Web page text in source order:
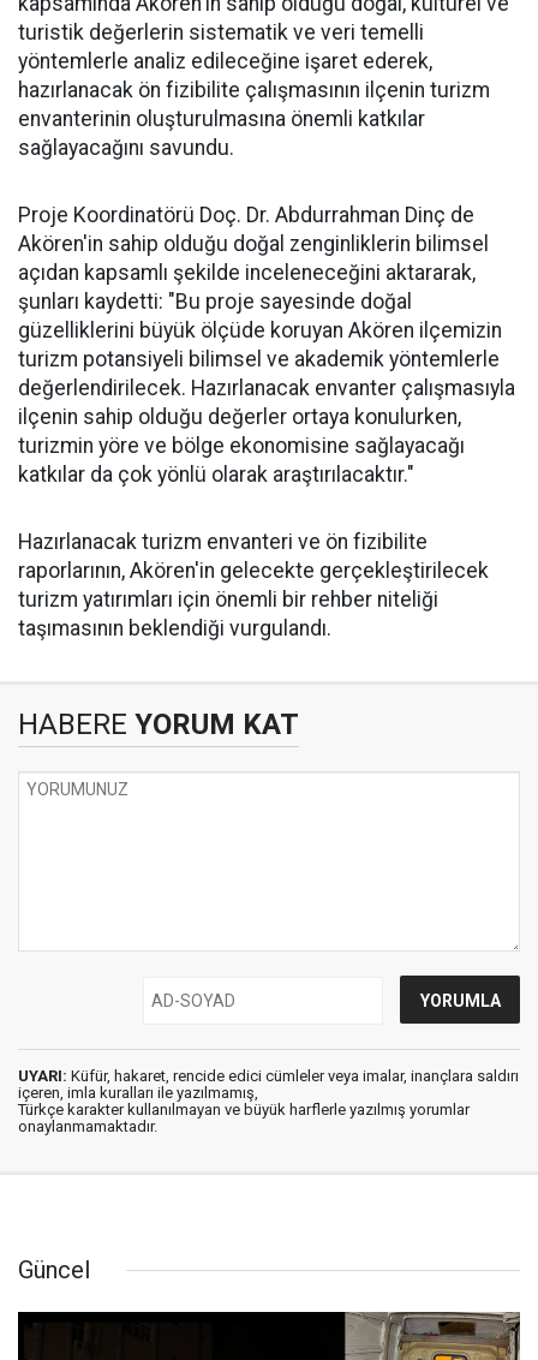
turistik değerlerin sistematik ve veri temelli
yöntemlerle analiz edileceğine işaret ederek,
hazırlanacak ön fizibilite çalışmasının ilçenin turizm
envanterinin oluşturulmasına önemli katkılar
sağlayacağını savundu.
Proje Koordinatörü Doç. Dr. Abdurrahman Dinç de
Akören'in sahip olduğu doğal zenginliklerin bilimsel
açıdan kapsamlı şekilde inceleneceğini aktararak,
şunları kaydetti: "Bu proje sayesinde doğal
güzelliklerini büyük ölçüde koruyan Akören ilçemizin
turizm potansiyeli bilimsel ve akademik yöntemlerle
değerlendirilecek. Hazırlanacak envanter çalışmasıyla
ilçenin sahip olduğu değerler ortaya konulurken,
turizmin yöre ve bölge ekonomisine sağlayacağı
katkılar da çok yönlü olarak araştırılacaktır."
Hazırlanacak turizm envanteri ve ön fizibilite
raporlarının, Akören'in gelecekte gerçekleştirilecek
turizm yatırımları için önemli bir rehber niteliği
taşımasının beklendiği vurgulandı.
HABERE YORUM KAT
UYARI: Küfür, hakaret, rencide edici cümleler veya imalar, inançlara saldırı
içeren, imla kuralları ile yazılmamış,
Türkçe karakter kullanılmayan ve büyük harflerle yazılmış yorumlar
onaylanmamaktadır.
Güncel